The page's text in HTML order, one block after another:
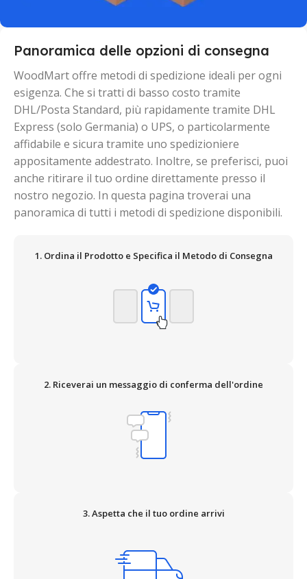
Panoramica delle opzioni di consegna
WoodMart offre metodi di spedizione ideali per ogni
esigenza. Che si tratti di basso costo tramite
DHL/Posta Standard, più rapidamente tramite DHL
Express (solo Germania) o UPS, o particolarmente
affidabile e sicura tramite uno spedizioniere
appositamente addestrato. Inoltre, se preferisci, puoi
anche ritirare il tuo ordine direttamente presso il
nostro negozio. In questa pagina troverai una
panoramica di tutti i metodi di spedizione disponibili.
1. Ordina il Prodotto e Specifica il Metodo di Consegna
2. Riceverai un messaggio di conferma dell'ordine
3. Aspetta che il tuo ordine arrivi